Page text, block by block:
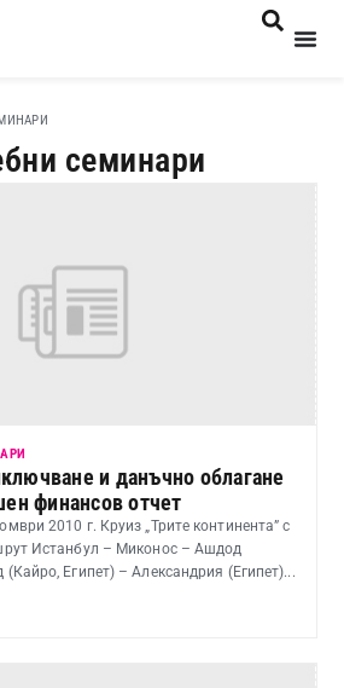
семинари
и данъчно облагане
финансов отчет
2010 г. Круиз „Трите континента” с
Истанбул – Миконос – Ашдод
Египет) – Александрия (Египет)...